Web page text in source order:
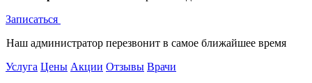
Записаться
Наш администратор перезвонит в самое ближайшее время
Услуга Цены Акции Отзывы Врачи